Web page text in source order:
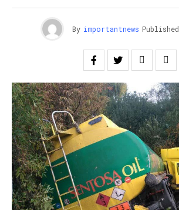
By importantnews Published